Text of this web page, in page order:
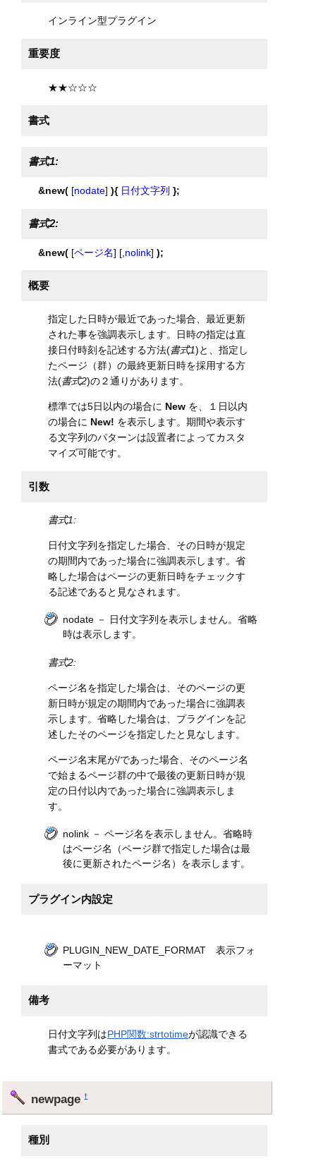
インライン型プラグイン
重要度
★★☆☆☆
書式
書式1:
&new([nodate] ){ 日付文字列 };
書式2:
&new([ページ名] [, nolink] );
概要
指定した日時が最近であった場合、最近更新
された事を強調表示します。日時の指定は直
接日付時刻を記述する方法(書式1)と、指定し
たページ（群）の最終更新日時を採用する方
法(書式2)の２通りがあります。
標準では5日以内の場合に New を、１日以内
の場合に New! を表示します。期間や表示す
る文字列のパターンは設置者によってカスタ
マイズ可能です。
引数
書式1:
日付文字列を指定した場合、その日時が規定
の期間内であった場合に強調表示します。省
略した場合はページの更新日時をチェックす
る記述であると見なされます。
nodate － 日付文字列を表示しません。省略
時は表示します。
書式2:
ページ名を指定した場合は、そのページの更
新日時が規定の期間内であった場合に強調表
示します。省略した場合は、プラグインを記
述したそのページを指定したと見なします。
ページ名末尾が/であった場合、そのページ名
で始まるページ群の中で最後の更新日時が規
定の日付以内であった場合に強調表示しま
す。
nolink － ページ名を表示しません。省略時
はページ名（ページ群で指定した場合は最
後に更新されたページ名）を表示します。
プラグイン内設定
PLUGIN_NEW_DATE_FORMAT 表示フォ
ーマット
備考
日付文字列はPHP関数:strtotimeが認識できる
書式である必要があります。
newpage†
種別